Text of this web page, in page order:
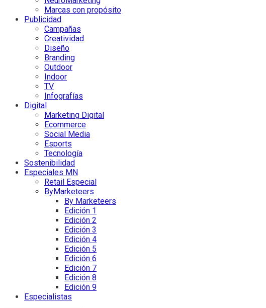
Marcas con propósito
Publicidad
Campañas
Creatividad
Diseño
Branding
Outdoor
Indoor
TV
Infografías
Digital
Marketing Digital
Ecommerce
Social Media
Esports
Tecnología
Sostenibilidad
Especiales MN
Retail Especial
ByMarketeers
By Marketeers
Edición 1
Edición 2
Edición 3
Edición 4
Edición 5
Edición 6
Edición 7
Edición 8
Edición 9
Especialistas